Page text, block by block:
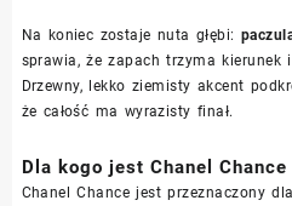
Na koniec zostaje nuta głębi:
sprawia, że zapach trzyma kierunek
Drzewny, lekko ziemisty akcent
że całość ma wyrazisty finał.
Dla kogo jest Chanel
Chanel Chance jest przeznaczony